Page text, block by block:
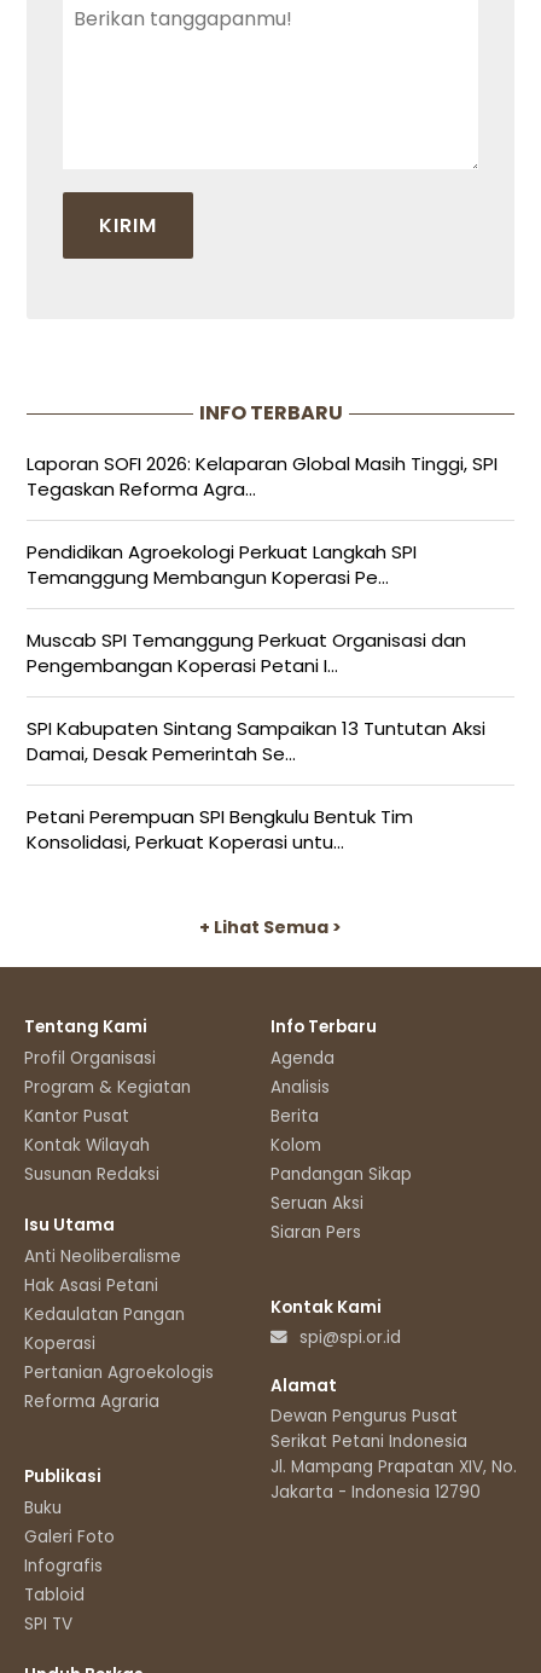
INFO TERBARU
Laporan SOFI 2026: Kelaparan Global Masih Tinggi, SPI
Tegaskan Reforma Agra...
Pendidikan Agroekologi Perkuat Langkah SPI
Temanggung Membangun Koperasi Pe...
Muscab SPI Temanggung Perkuat Organisasi dan
Pengembangan Koperasi Petani I...
SPI Kabupaten Sintang Sampaikan 13 Tuntutan Aksi
Damai, Desak Pemerintah Se...
Petani Perempuan SPI Bengkulu Bentuk Tim
Konsolidasi, Perkuat Koperasi untu...
+ Lihat Semua >
Tentang Kami
Profil Organisasi
Program & Kegiatan
Kantor Pusat
Kontak Wilayah
Susunan Redaksi
Isu Utama
Anti Neoliberalisme
Hak Asasi Petani
Kedaulatan Pangan
Koperasi
Pertanian Agroekologis
Reforma Agraria
Publikasi
Buku
Galeri Foto
Infografis
Tabloid
SPI TV
Info Terbaru
Agenda
Analisis
Berita
Kolom
Pandangan Sikap
Seruan Aksi
Siaran Pers
Kontak Kami
spi@spi.or.id
Alamat
Dewan Pengurus Pusat
Serikat Petani Indonesia
Jl. Mampang Prapatan XIV, No.11
Jakarta - Indonesia 12790